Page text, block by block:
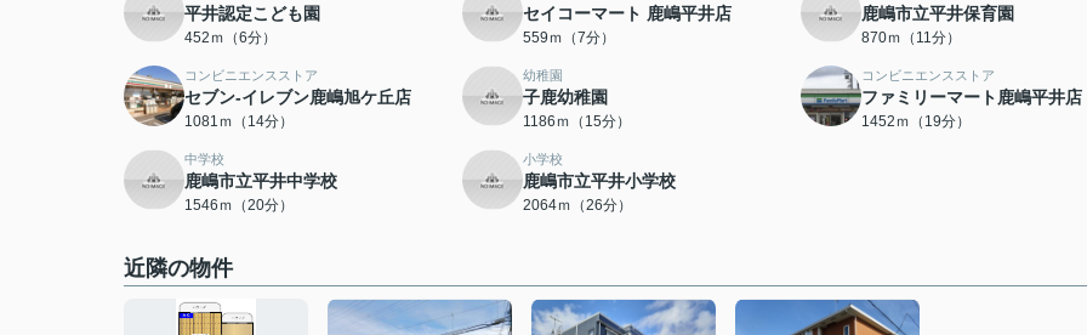
平井認定こども園
452ｍ（6分）
セイコーマート 鹿嶋平井店
559ｍ（7分）
鹿嶋市立平井保育園
870ｍ（11分）
コンビニエンスストア
セブン-イレブン鹿嶋旭ケ丘店
1081ｍ（14分）
幼稚園
子鹿幼稚園
1186ｍ（15分）
コンビニエンスストア
ファミリーマート鹿嶋平井店
1452ｍ（19分）
中学校
鹿嶋市立平井中学校
1546ｍ（20分）
小学校
鹿嶋市立平井小学校
2064ｍ（26分）
近隣の物件